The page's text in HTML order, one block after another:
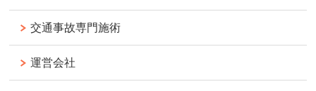
交通事故専門施術
運営会社